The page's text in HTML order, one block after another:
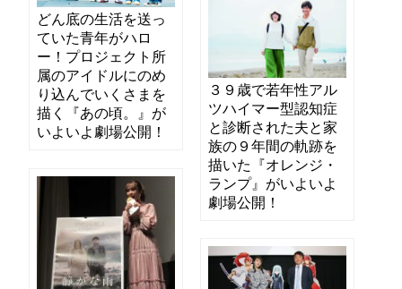
どん底の生活を送っ
ていた青年がハロ
ー！プロジェクト所
属のアイドルにのめ
り込んでいくさまを
描く『あの頃。』が
いよいよ劇場公開！
３９歳で若年性アル
ツハイマー型認知症
と診断された夫と家
族の９年間の軌跡を
描いた『オレンジ・
ランプ』がいよいよ
劇場公開！